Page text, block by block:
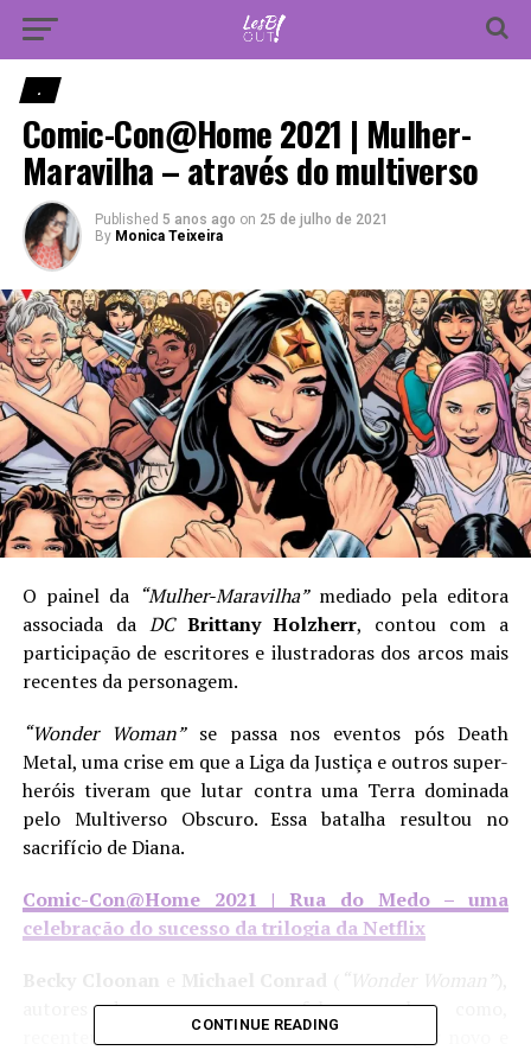
.
Comic-Con@Home 2021 | Mulher-
Maravilha – através do multiverso
Published 5 anos ago on 25 de julho de 2021
By Monica Teixeira
O painel da “Mulher-Maravilha”mediado pela editora
associada da DC Brittany Holzherr, contou com a
participação de escritores e ilustradoras dos arcos mais
recentes da personagem.
“Wonder Woman”se passa nos eventos pós Death
Metal, uma crise em que a Liga da Justiça e outros super-
heróis tiveram que lutar contra uma Terra dominada
pelo Multiverso Obscuro. Essa batalha resultou no
sacrifício de Diana.
Comic-Con@Home 2021 | Rua do Medo – uma
celebração do sucesso da trilogia da Netflix
Michael Conrad
autores desse novo arco, falaram sobre como,
recentemente Diana se descobriu em um lugar novo e
CONTINUE READING
Vá para versão mobile